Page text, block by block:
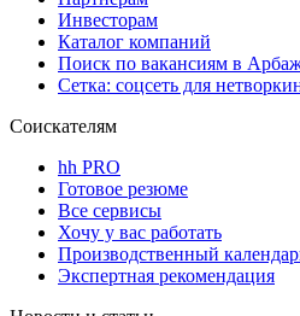
Инвесторам
Каталог компаний
Поиск по вакансиям в
Сетка: соцсеть для
Соискателям
hh PRO
Готовое резюме
Все сервисы
Хочу у вас работать
Производственный
Экспертная рекомендация